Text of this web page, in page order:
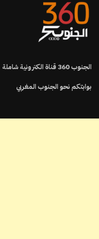
الجنوب360قناة الكترونية شاملة
بوابتكم نحو الجنوب المغربي